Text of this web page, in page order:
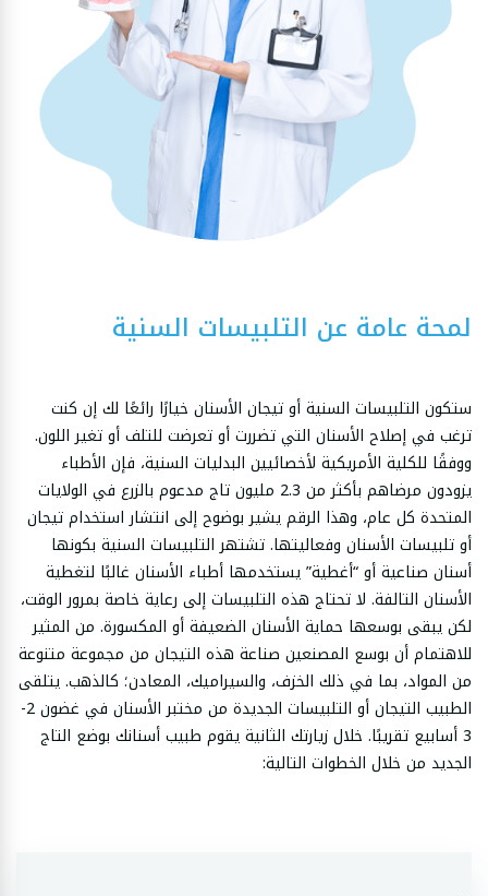
لمحة عامة عن التلبيسات السنية
ستكون التلبيسات السنية أو تيجان الأسنان خيارًا رائعًا لك إن كنت
ترغب في إصلاح الأسنان التي تضررت أو تعرضت للتلف أو تغير اللون.
ووفقًا للكلية الأمريكية لأخصائيين البدليات السنية، فإن الأطباء
يزودون مرضاهم بأكثر من 2.3 مليون تاج مدعوم بالزرع في الولايات
المتحدة كل عام، وهذا الرقم يشير بوضوح إلى انتشار استخدام تيجان
أو تلبيسات الأسنان وفعاليتها. تشتهر التلبيسات السنية بكونها
أسنان صناعية أو “أغطية” يستخدمها أطباء الأسنان غالبًا لتغطية
الأسنان التالفة. لا تحتاج هذه التلبيسات إلى رعاية خاصة بمرور الوقت،
لكن يبقى بوسعها حماية الأسنان الضعيفة أو المكسورة. من المثير
للاهتمام أن بوسع المصنعين صناعة هذه التيجان من مجموعة متنوعة
من المواد، بما في ذلك الخزف، والسيراميك، المعادن؛ كالذهب. يتلقى
الطبيب التيجان أو التلبيسات الجديدة من مختبر الأسنان في غضون 2-
3 أسابيع تقريبًا. خلال زيارتك الثانية يقوم طبيب أسنانك بوضع التاج
الجديد من خلال الخطوات التالية: